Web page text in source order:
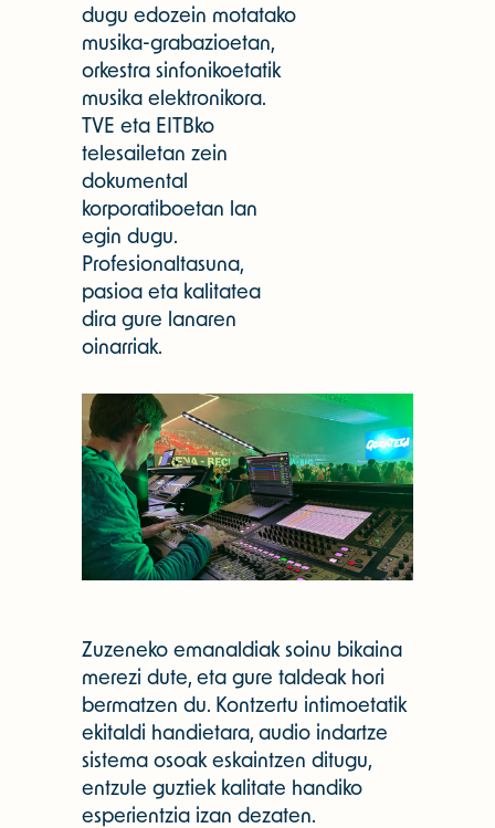
dugu edozein motatako
musika-grabazioetan,
orkestra sinfonikoetatik
musika elektronikora.
TVE eta EITBko
telesailetan zein
dokumental
korporatiboetan lan
egin dugu.
Profesionaltasuna,
pasioa eta kalitatea
dira gure lanaren
oinarriak.
Zuzeneko emanaldiak soinu bikaina
merezi dute, eta gure taldeak hori
bermatzen du. Kontzertu intimoetatik
ekitaldi handietara, audio indartze
sistema osoak eskaintzen ditugu,
entzule guztiek kalitate handiko
esperientzia izan dezaten.